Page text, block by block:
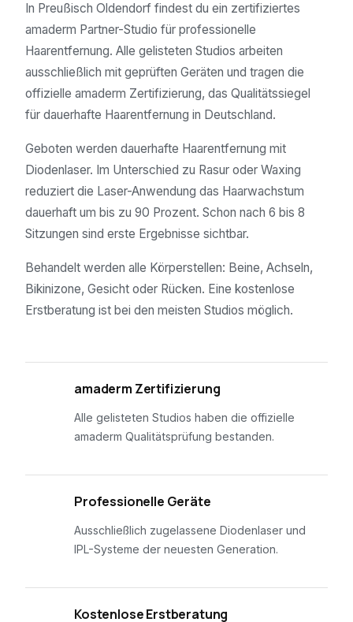
In Preußisch Oldendorf findest du ein zertifiziertes
amaderm Partner-Studio für professionelle
Haarentfernung. Alle gelisteten Studios arbeiten
ausschließlich mit geprüften Geräten und tragen die
offizielle amaderm Zertifizierung, das Qualitätssiegel
für dauerhafte Haarentfernung in Deutschland.
Geboten werden dauerhafte Haarentfernung mit
Diodenlaser. Im Unterschied zu Rasur oder Waxing
reduziert die Laser-Anwendung das Haarwachstum
dauerhaft um bis zu 90 Prozent. Schon nach 6 bis 8
Sitzungen sind erste Ergebnisse sichtbar.
Behandelt werden alle Körperstellen: Beine, Achseln,
Bikinizone, Gesicht oder Rücken. Eine kostenlose
Erstberatung ist bei den meisten Studios möglich.
amaderm Zertifizierung
Alle gelisteten Studios haben die offizielle
amaderm Qualitätsprüfung bestanden.
Professionelle Geräte
Ausschließlich zugelassene Diodenlaser und
IPL-Systeme der neuesten Generation.
Kostenlose Erstberatung